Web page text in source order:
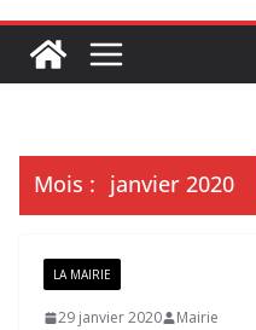
Mois : janvier 2020
LA MAIRIE
29 janvier 2020 Mairie